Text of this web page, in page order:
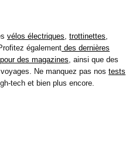
vélos électriques trottinettes
également des dernières
des magazines , ainsi que des
Ne manquez pas nos tests
tech et bien plus encore.